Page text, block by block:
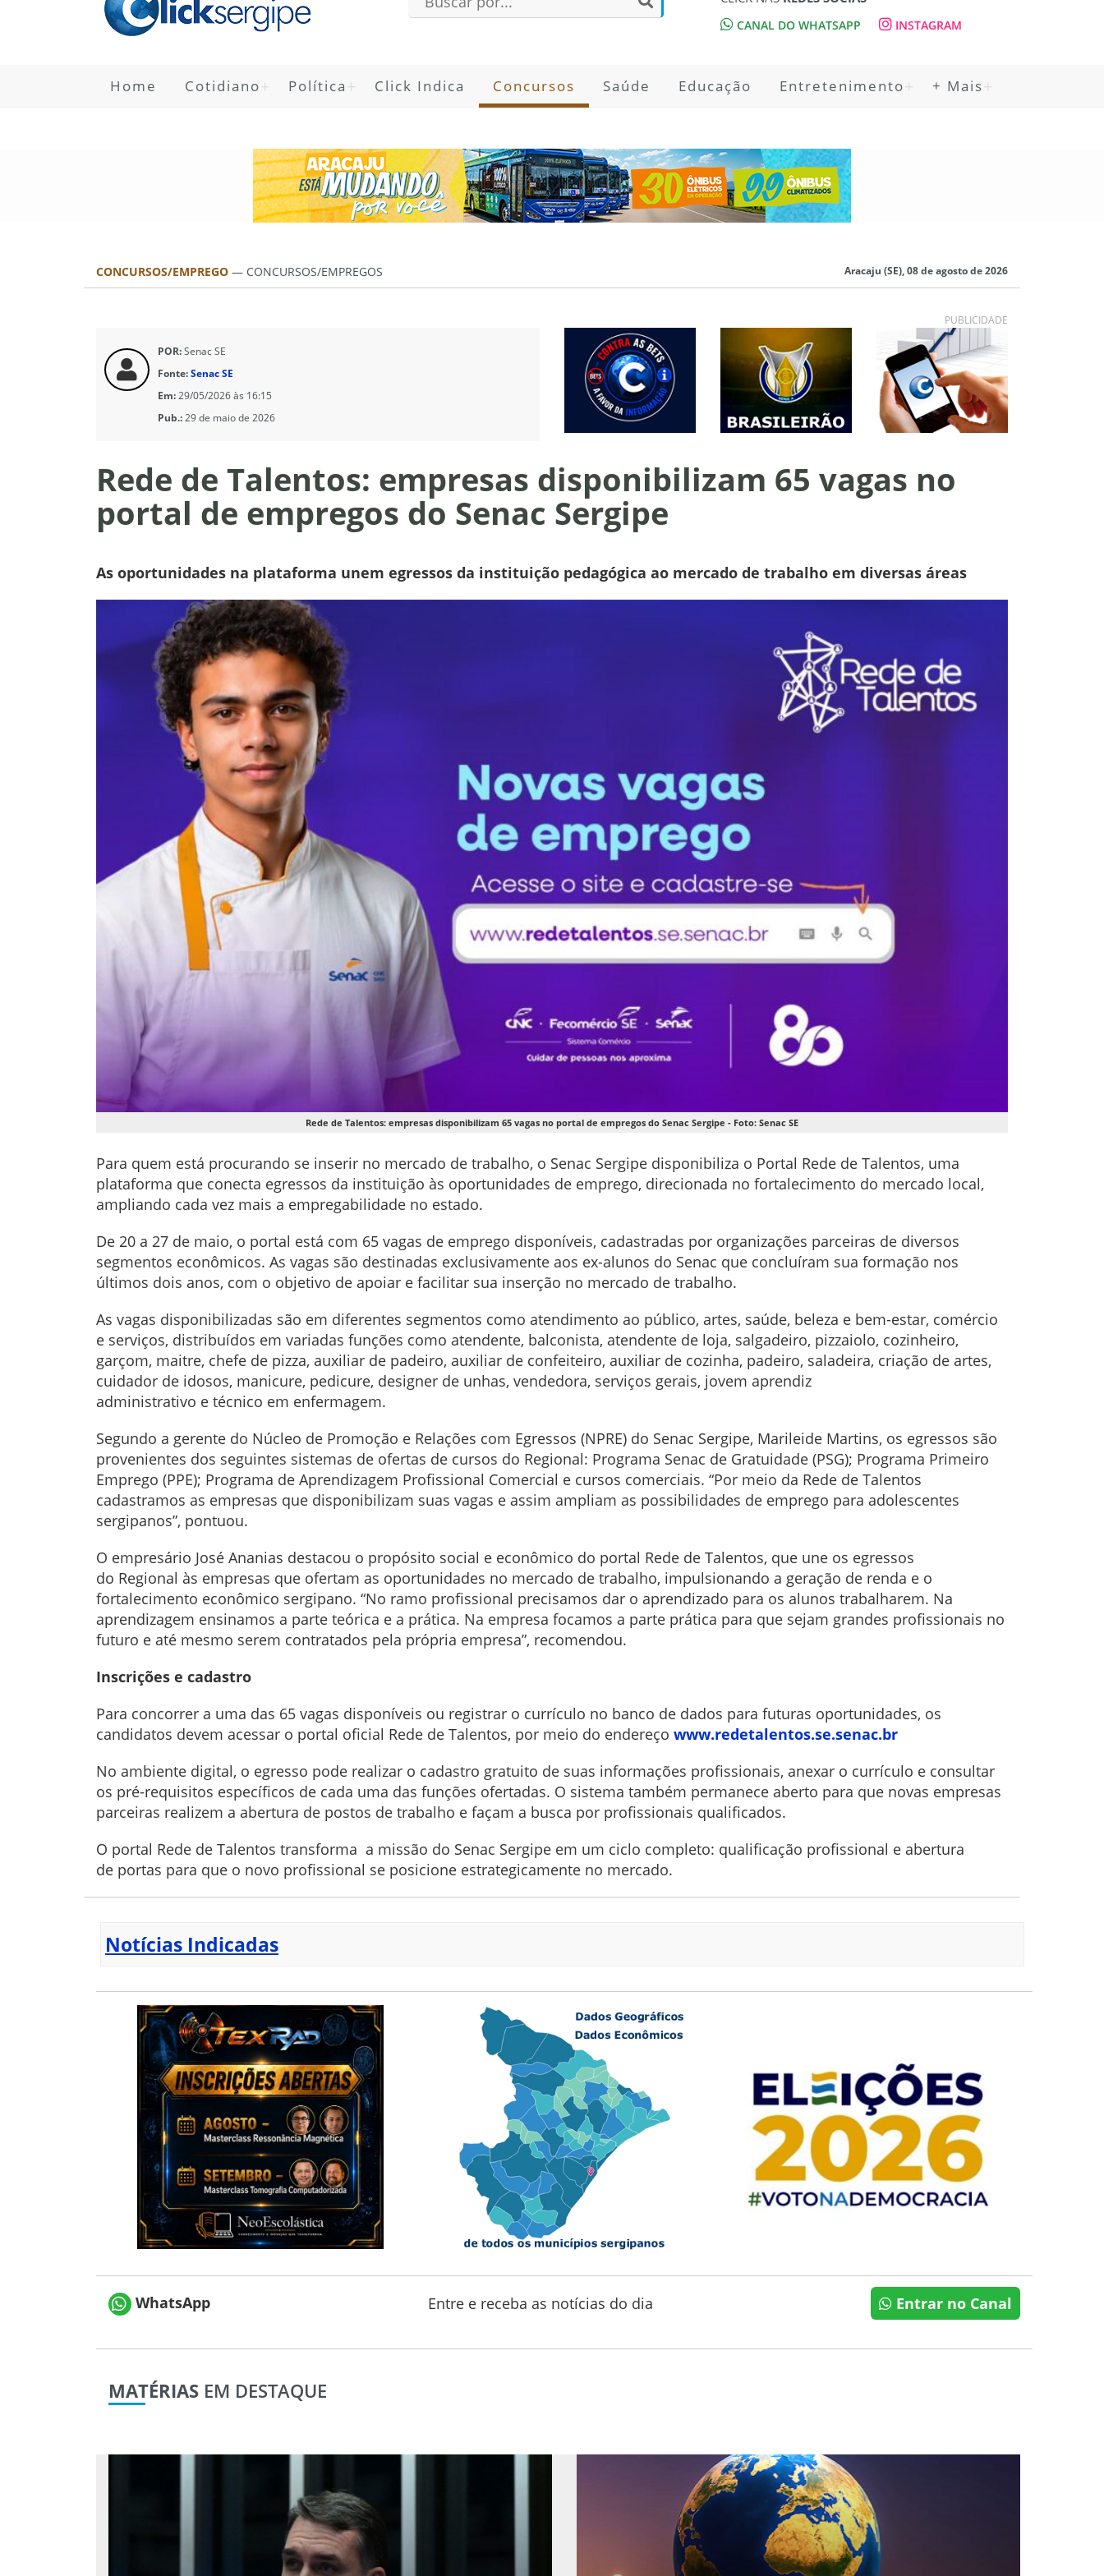
CANAL DO WHATSAPP INSTAGRAM
Home Cotidiano Política Click Indica Concursos Saúde Educação Entretenimento + Mais
CONCURSOS/EMPREGO — CONCURSOS/EMPREGOS Aracaju (SE), 08 de agosto de 2026
PUBLICIDADE
POR:Senac SE
Fonte:Senac SE
Em:29/05/2026 às 16:15
Pub.:29 de maio de 2026
Rede de Talentos: empresas disponibilizam 65 vagas no
portal de empregos do Senac Sergipe
As oportunidades na plataforma unem egressos da instituição pedagógica ao mercado de trabalho em diversas áreas
Rede de Talentos: empresas disponibilizam 65 vagas no portal de empregos do Senac Sergipe - Foto: Senac SE
Para quem está procurando se inserir no mercado de trabalho, o Senac Sergipe disponibiliza o Portal Rede de Talentos, uma
plataforma que conecta egressos da instituição às oportunidades de emprego, direcionada no fortalecimento do mercado local,
ampliando cada vez mais a empregabilidade no estado.
De 20 a 27 de maio, o portal está com 65 vagas de emprego disponíveis, cadastradas por organizações parceiras de diversos
segmentos econômicos. As vagas são destinadas exclusivamente aos ex-alunos do Senac que concluíram sua formação nos
últimos dois anos, com o objetivo de apoiar e facilitar sua inserção no mercado de trabalho.
As vagas disponibilizadas são em diferentes segmentos como atendimento ao público, artes, saúde, beleza e bem-estar, comércio
e serviços, distribuídos em variadas funções como atendente, balconista, atendente de loja, salgadeiro, pizzaiolo, cozinheiro,
garçom, maitre, chefe de pizza, auxiliar de padeiro, auxiliar de confeiteiro, auxiliar de cozinha, padeiro, saladeira, criação de artes,
cuidador de idosos, manicure, pedicure, designer de unhas, vendedora, serviços gerais, jovem aprendiz
administrativo e técnico em enfermagem.
Segundo a gerente do Núcleo de Promoção e Relações com Egressos (NPRE) do Senac Sergipe, Marileide Martins, os egressos são
provenientes dos seguintes sistemas de ofertas de cursos do Regional: Programa Senac de Gratuidade (PSG); Programa Primeiro
Emprego (PPE); Programa de Aprendizagem Profissional Comercial e cursos comerciais. “Por meio da Rede de Talentos
cadastramos as empresas que disponibilizam suas vagas e assim ampliam as possibilidades de emprego para adolescentes
sergipanos”, pontuou.
O empresário José Ananias destacou o propósito social e econômico do portal Rede de Talentos, que une os egressos
do Regional às empresas que ofertam as oportunidades no mercado de trabalho, impulsionando a geração de renda e o
fortalecimento econômico sergipano. “No ramo profissional precisamos dar o aprendizado para os alunos trabalharem. Na
aprendizagem ensinamos a parte teórica e a prática. Na empresa focamos a parte prática para que sejam grandes profissionais no
futuro e até mesmo serem contratados pela própria empresa”, recomendou.
Inscrições e cadastro
Para concorrer a uma das 65 vagas disponíveis ou registrar o currículo no banco de dados para futuras oportunidades, os
candidatos devem acessar o portal oficial Rede de Talentos, por meio do endereço www.redetalentos.se.senac.br
No ambiente digital, o egresso pode realizar o cadastro gratuito de suas informações profissionais, anexar o currículo e consultar
os pré-requisitos específicos de cada uma das funções ofertadas. O sistema também permanece aberto para que novas empresas
parceiras realizem a abertura de postos de trabalho e façam a busca por profissionais qualificados.
O portal Rede de Talentos transforma a missão do Senac Sergipe em um ciclo completo: qualificação profissional e abertura
de portas para que o novo profissional se posicione estrategicamente no mercado.
Notícias Indicadas
WhatsApp Entre e receba as notícias do dia Entrar no Canal
MATÉRIAS EM DESTAQUE